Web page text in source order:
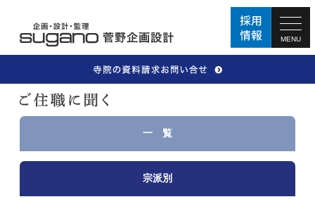
MENU
一 覧
宗派別